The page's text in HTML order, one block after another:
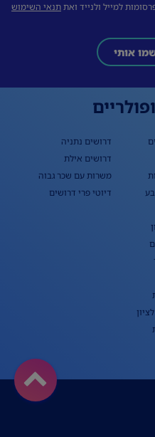
למייל ולנייד ואתתנאי השימוש
אותי
דרושים נתניה
דרושים אילת
משרות עם שכר גבוה
דיוטי פרי דרושים